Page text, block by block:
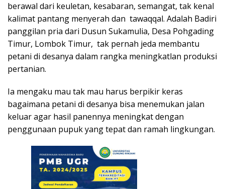
berawal dari keuletan, kesabaran, semangat, tak kenal
kalimat pantang menyerah dan tawaqqal. Adalah Badiri
panggilan pria dari Dusun Sukamulia, Desa Pohgading
Timur, Lombok Timur, tak pernah jeda membantu
petani di desanya dalam rangka meningkatlan produksi
pertanian.
Ia mengaku mau tak mau harus berpikir keras
bagaimana petani di desanya bisa menemukan jalan
keluar agar hasil panennya meningkat dengan
penggunaan pupuk yang tepat dan ramah lingkungan.